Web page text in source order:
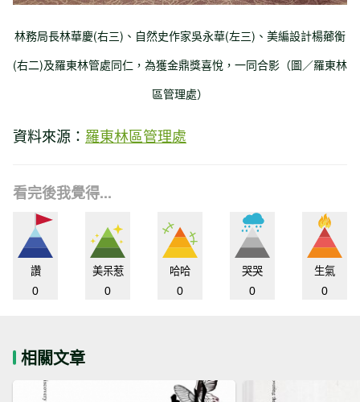
林務局長林華慶(右三)、自然史作家吳永華(左三)、美編設計楊薌衡
(右二)及羅東林管處同仁，為獲金鼎獎喜悅，一同合影（圖／羅東林
區管理處）
資料來源： 羅東林區管理處
看完後我覺得...
讚
0
美呆惹
0
哈哈
0
哭哭
0
生氣
0
相關文章